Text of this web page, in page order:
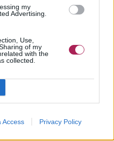
my
Advertising.
Use,
of my
with the
collected.
Access Privacy Policy